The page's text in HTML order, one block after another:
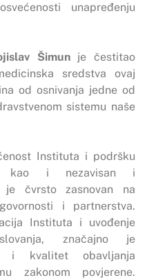
unapređenju
Šimunje čestitao
sredstva ovaj
od osnivanja jedne od
sistemu naše
Instituta i podršku
kao i nezavisan i
čvrsto zasnovan na
i partnerstva.
Instituta i uvođenje
značajno je
i kvalitet obavljanja
zakonom povjerene.